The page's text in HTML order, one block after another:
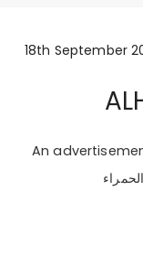
18th September
An